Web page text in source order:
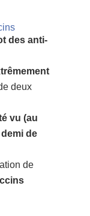
des anti-
deux
vu (au
de
de